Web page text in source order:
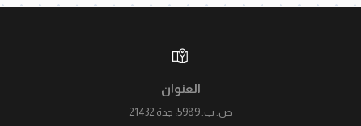
العنوان
ص. ب. 5989، جدة 21432